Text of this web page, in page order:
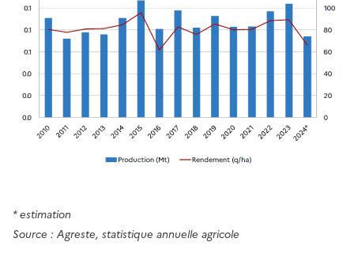
* estimation
Source : Agreste, statistique annuelle agricole